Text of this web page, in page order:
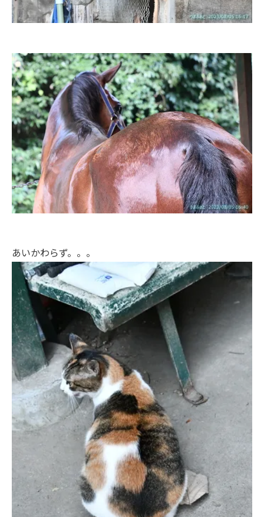
あいかわらず。。。